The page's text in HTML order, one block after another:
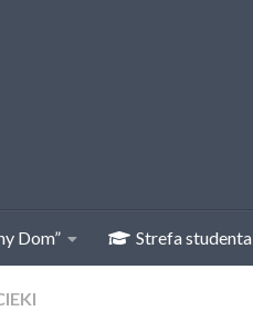
Dom” Strefa studenta